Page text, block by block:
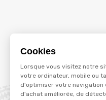
Cookies
Lorsque vous visitez notre
votre ordinateur, mobile ou
d'optimiser votre navigation
d'achat améliorée, de